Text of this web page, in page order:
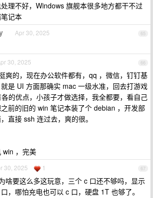
理不好，Windows 旗舰本很多地方都干不过
记本
65
Apr 30, 2025
66
30, 2025
爽的，现在办公软件都有，qq ，微信，钉钉基
是 UI 方面那确实 mac 一级水准，回去打游戏
的优点，小孩子才做选择，我全都要，看自己
前的旧的 win 笔记本装了个 debian ，开发部
直接 ssh 连过去，爽的很。
win ，完美
67
30, 2025 1
啥要这么多这玩意，三个 c 口还不够吗，显示
，哪怕充电也可以 c 口，硬盘 1T 也够了。